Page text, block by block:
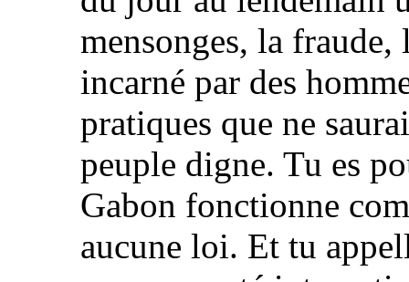
mensonges, la
incarné par des
pratiques que ne
peuple digne. Tu es
Gabon fonctionne
aucune loi. Et tu